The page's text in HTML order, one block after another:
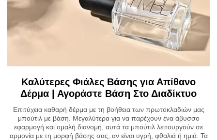
Καλύτερες Φιάλες Βάσης για Απίθανο
Δέρμα | Αγοράστε Βάση Στο Διαδίκτυο
Επιτύχεια καθαρή δέρμα με τη βοήθεια των πρωτοκλαδιών μας
μπούτιλ με βάση. Μεγαλύτερα για να παρέχουν ένα άβυσσο
εφαρμογή και ομαλή διανομή, αυτά τα μπούτιλ λειτουργούν σε
αρμονία με τη μορφή βάσης σας, αν είναι υγρή, φθαλιά ή ημιά. Τα